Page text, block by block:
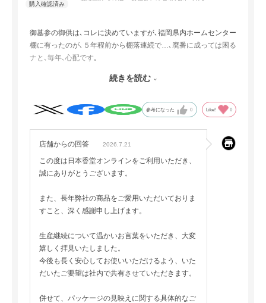
御墓参の御供は､コレに決めていますが､福岡県内ホームセンター
棚に有ったのが､５年程前から棚落連続で…､廃番に成っては困る
ナと､毎年､心配です｡
から四色を見ると､窓枠と重なるので､
続きを読む
参考になった 0 Like! 0
店舗からの回答 2026.7.21
この度は日本香堂オンラインをご利用いただき、
誠にありがとうございます。
また、長年弊社の商品をご愛用いただいておりま
すこと、深く感謝申し上げます。
生産継続について温かいお言葉をいただき、大変
嬉しく拝見いたしました。
今後も長く安心してお使いいただけるよう、いた
だいたご要望は社内で共有させていただきます。
併せて、パッケージの見映えに関する具体的なご